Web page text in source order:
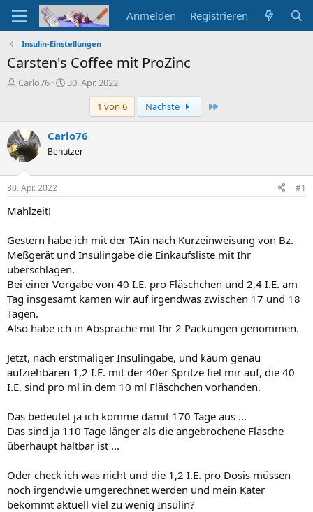
Anmelden Registrieren
Insulin-Einstellungen
Carsten's Coffee mit ProZinc
E
e
l
l
e
Carlo76
E
e
l
m
30. Apr. 2022
1 von 6
Nächste
Carlo76
Benutzer
30. Apr. 2022 #1
Mahlzeit!
Gestern habe ich mit der TAin nach Kurzeinweisung von Bz.-
Meßgerät und Insulingabe die Einkaufsliste mit Ihr
überschlagen.
Bei einer Vorgabe von 40 I.E. pro Fläschchen und 2,4 I.E. am
Tag insgesamt kamen wir auf irgendwas zwischen 17 und 18
Tagen.
Also habe ich in Absprache mit Ihr 2 Packungen genommen.
Jetzt, nach erstmaliger Insulingabe, und kaum genau
aufziehbaren 1,2 I.E. mit der 40er Spritze fiel mir auf, die 40
I.E. sind pro ml in dem 10 ml Fläschchen vorhanden.
Das bedeutet ja ich komme damit 170 Tage aus ...
Das sind ja 110 Tage länger als die angebrochene Flasche
überhaupt haltbar ist ...
Oder check ich was nicht und die 1,2 I.E. pro Dosis müssen
noch irgendwie umgerechnet werden und mein Kater
bekommt aktuell viel zu wenig Insulin?